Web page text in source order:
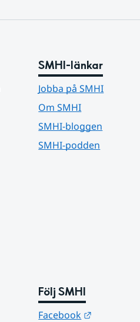
SMHI-länkar
Jobba på SMHI
Om SMHI
SMHI-bloggen
SMHI-podden
Följ SMHI
Facebook